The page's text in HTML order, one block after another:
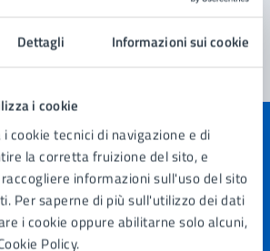
Dettagli Informazioni sui cookie
i cookie
cookie tecnici di navigazione e di
la corretta fruizione del sito, e
informazioni sull'uso del sito
Per saperne di più sull'utilizzo dei dati
i cookie oppure abilitarne solo alcuni,
Policy.
le informazioni su questa
5 stelle su 5
4 stelle su 5
su 5
su 5